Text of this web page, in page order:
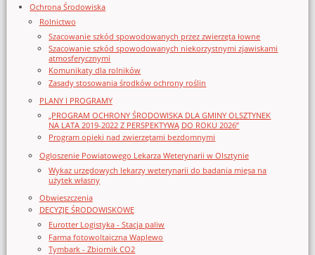
Ochrona Środowiska
Rolnictwo
Szacowanie szkód spowodowanych przez zwierzęta łowne
Szacowanie szkód spowodowanych niekorzystnymi zjawiskami
atmosferycznymi
Komunikaty dla rolników
Zasady stosowania środków ochrony roślin
PLANY I PROGRAMY
„PROGRAM OCHRONY ŚRODOWISKA DLA GMINY OLSZTYNEK
NA LATA 2019-2022 Z PERSPEKTYWĄ DO ROKU 2026”
Program opieki nad zwierzętami bezdomnymi
Ogloszenie Powiatowego Lekarza Weterynarii w Olsztynie
Wykaz urzędowych lekarzy weterynarii do badania mięsa na
użytek własny
Obwieszczenia
DECYZJE ŚRODOWISKOWE
Eurotter Logistyka - Stacja paliw
Farma fotowoltaiczna Waplewo
Tymbark - Zbiornik CO2